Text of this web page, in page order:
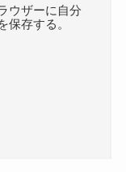
ウザーに自分
保存する。